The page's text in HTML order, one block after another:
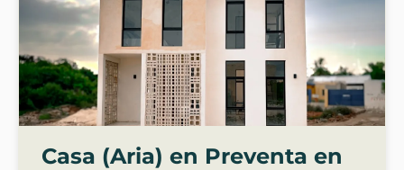
Casa (Aria) en Preventa en